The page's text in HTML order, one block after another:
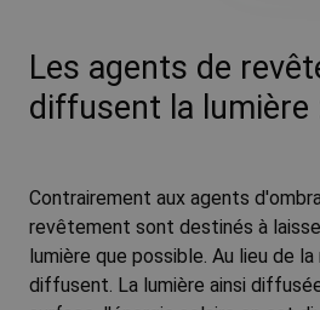
Les agents de
diffusent la lumière
Contrairement aux agents
revêtement sont destinés à
lumière que possible. Au lieu de
diffusent. La lumière ainsi